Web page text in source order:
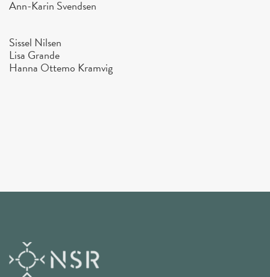
Ann-Karin Svendsen
Sissel Nilsen
Lisa Grande
Hanna Ottemo Kramvig